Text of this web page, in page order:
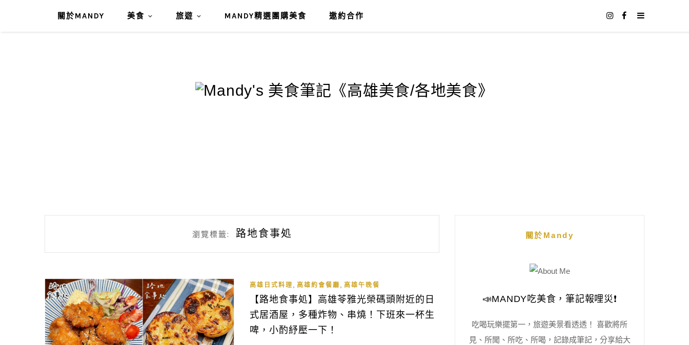
關於MANDY 美食 旅遊 MANDY精選團購美食 邀約合作
瀏覽標籤: 路地食事処
高雄日式料理 高雄約會餐廳 高雄午晚餐
【路地食事処】高雄苓雅光榮碼頭附近的日
式居酒屋，多種炸物、串燒！下班來一杯生
啤，小酌紓壓一下！
關於Mandy
📣MANDY吃美食，筆記報哩災❗️
吃喝玩樂擺第一，旅遊美景看透透！ 喜歡將所
見、所聞、所吃、所喝，記錄成筆記，分享給大